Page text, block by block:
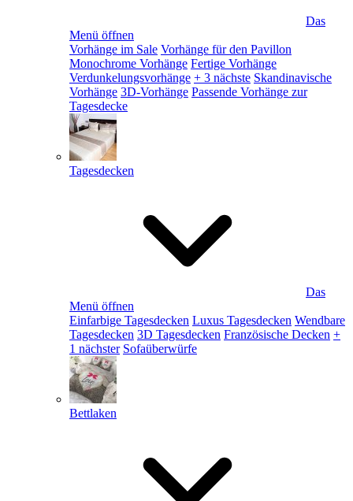
Das
Menü öffnen
Vorhänge im Sale Vorhänge für den Pavillon
Monochrome Vorhänge Fertige Vorhänge
Verdunkelungsvorhänge + 3 nächste Skandinavische
Vorhänge 3D-Vorhänge Passende Vorhänge zur
Tagesdecke
Tagesdecken
Das
Menü öffnen
Einfarbige Tagesdecken Luxus Tagesdecken Wendbare
Tagesdecken 3D Tagesdecken Französische Decken +
1 nächster Sofaüberwürfe
Bettlaken